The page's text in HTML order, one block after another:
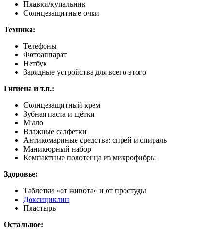
Плавки/купальник
Солнцезащитные очки
Техника:
Телефоны
Фотоаппарат
Нетбук
Зарядные устройства для всего этого
Гигиена и т.п.:
Солнцезащитный крем
Зубная паста и щётки
Мыло
Влажные салфетки
Антикомариные средства: спрей и спираль
Маникюрный набор
Компактные полотенца из микрофибры
Здоровье:
Таблетки «от живота» и от простуды
Доксициклин
Пластырь
Остальное: